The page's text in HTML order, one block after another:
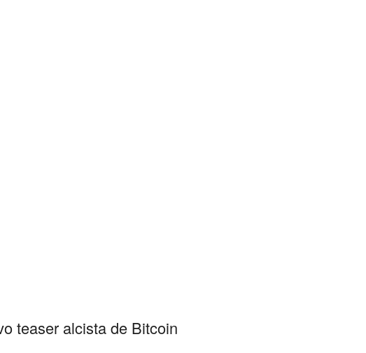
teaser alcista de Bitcoin